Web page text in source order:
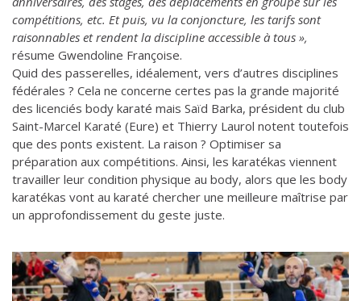
compétitions, etc. Et puis, vu la conjoncture, les tarifs sont
raisonnables et rendent la discipline accessible à tous »,
résume Gwendoline Françoise.
Quid des passerelles, idéalement, vers d’autres disciplines
fédérales ? Cela ne concerne certes pas la grande majorité
des licenciés body karaté mais Saïd Barka, président du club
Saint-Marcel Karaté (Eure) et Thierry Laurol notent toutefois
que des ponts existent. La raison ? Optimiser sa
préparation aux compétitions. Ainsi, les karatékas viennent
travailler leur condition physique au body, alors que les body
karatékas vont au karaté chercher une meilleure maîtrise par
un approfondissement du geste juste.